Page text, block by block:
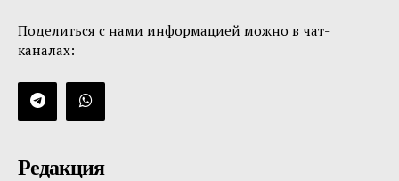
Поделиться с нами информацией можно в чат-
каналах:
Редакция